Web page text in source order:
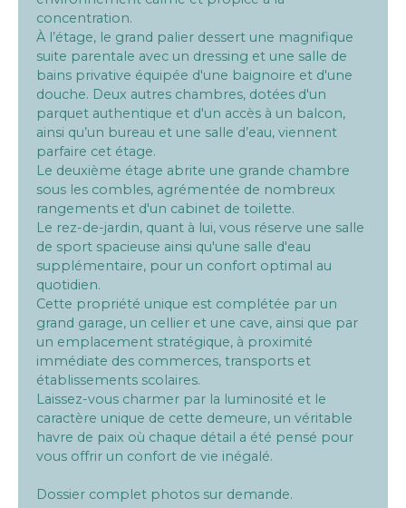
concentration.
À l’étage, le grand palier dessert une magnifique
suite parentale avec un dressing et une salle de
bains privative équipée d'une baignoire et d'une
douche. Deux autres chambres, dotées d'un
parquet authentique et d'un accès à un balcon,
ainsi qu’un bureau et une salle d’eau, viennent
parfaire cet étage.
Le deuxième étage abrite une grande chambre
sous les combles, agrémentée de nombreux
rangements et d'un cabinet de toilette.
Le rez-de-jardin, quant à lui, vous réserve une salle
de sport spacieuse ainsi qu'une salle d'eau
supplémentaire, pour un confort optimal au
quotidien.
Cette propriété unique est complétée par un
grand garage, un cellier et une cave, ainsi que par
un emplacement stratégique, à proximité
immédiate des commerces, transports et
établissements scolaires.
Laissez-vous charmer par la luminosité et le
caractère unique de cette demeure, un véritable
havre de paix où chaque détail a été pensé pour
vous offrir un confort de vie inégalé.
Dossier complet photos sur demande.